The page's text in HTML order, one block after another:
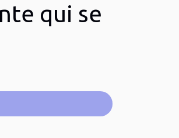
qui se